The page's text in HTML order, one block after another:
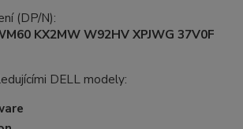
(DP/N):
KX2MW W92HV XPJWG 37V0F
DELL modely: